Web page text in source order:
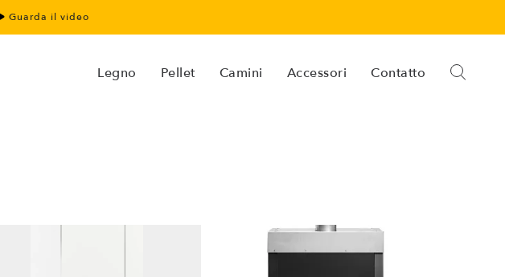
Guarda il video
Legno Pellet Camini Accessori Contatto